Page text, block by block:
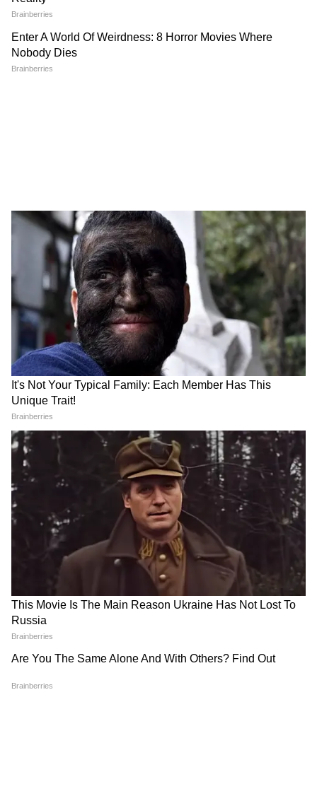
যখন তারা ১০ কোটি টাকার গুপ্তধনের কথা জানতে
পারে। এরপর ছবিতে দারুণ সব টুইস্ট আর টার্ন
দেখা যায়। ছবিটি আগাগোড়া ফাটাফাটি কমেডিতে
ভরপুর ছিল।
4
6
Image Credit : Instagram
ধামাল ছবির তারকাদের তালিকায় ছিলেন সঞ্জয়
দত্ত, রিতেশ দেশমুখ, আরশাদ ওয়ারসি, আশিস
চৌধুরী, জাভেদ জাফরি, আসরানি, সঞ্জয় মিশ্র,
মুরলী শর্মা, বিজয় রাজ, মনোজ পাহওয়া, টিকু
তালসানিয়া এবং প্রেম চোপড়া। প্রত্যেকেই তাঁদের
অভিনয় দিয়ে দর্শকদের खूब হাসিয়েছিলেন।
5
6